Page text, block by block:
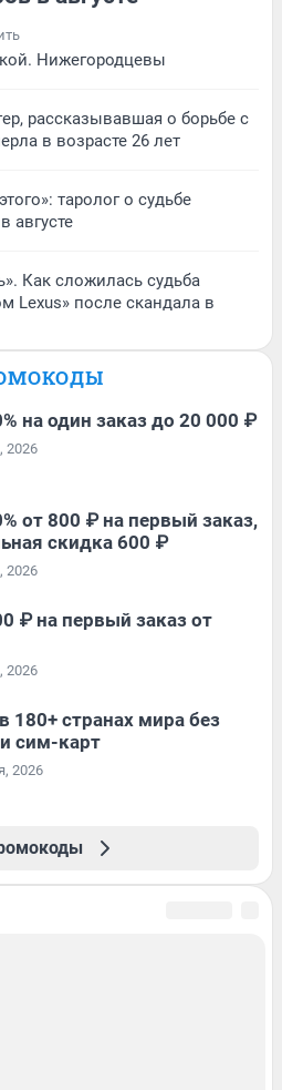
Нижегородцевы
рассказывавшая о борьбе с
в возрасте 26 лет
таролог о судьбе
августе
Как сложилась судьба
Lexus» после скандала в
на один заказ до 20 000 ₽
2026
от 800 ₽ на первый заказ,
скидка 600 ₽
2026
₽ на первый заказ от
2026
180+ странах мира без
сим-карт
2026